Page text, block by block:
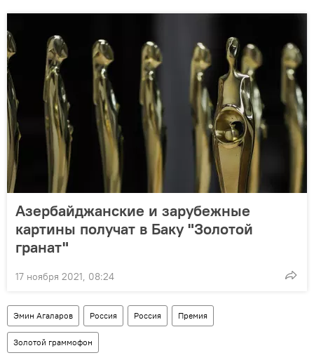
Азербайджанские и зарубежные
картины получат в Баку "Золотой
гранат"
17 ноября 2021, 08:24
Эмин Агаларов Россия Россия Премия
Золотой граммофон